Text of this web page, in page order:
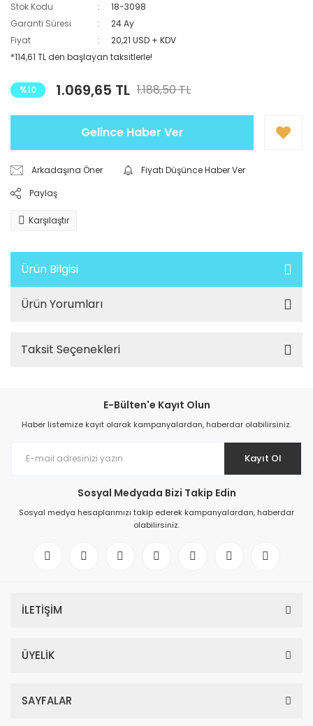
Stok Kodu
18-3098
Garanti Süresi
24 Ay
Fiyat
20,21 USD + KDV
*114,61 TL den başlayan taksitlerle!
%10 1.069,65 TL 1.188,50 TL
Gelince Haber Ver
Arkadaşına Öner
Fiyatı Düşünce Haber Ver
Paylaş
Karşılaştır
Ürün Bilgisi
Ürün Yorumları
Taksit Seçenekleri
E-Bülten'e Kayıt Olun
Haber listemize kayıt olarak kampanyalardan, haberdar olabilirsiniz.
Kayıt Ol
Sosyal Medyada Bizi Takip Edin
Sosyal medya hesaplarımızı takip ederek kampanyalardan, haberdar
olabilirsiniz.
İLETİŞİM
ÜYELİK
SAYFALAR